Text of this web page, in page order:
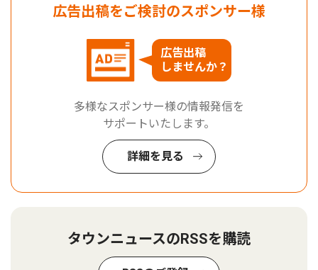
広告出稿をご検討のスポンサー様
広告出稿
しませんか？
多様なスポンサー様の情報発信を
サポートいたします。
詳細を見る
タウンニュースのRSSを購読